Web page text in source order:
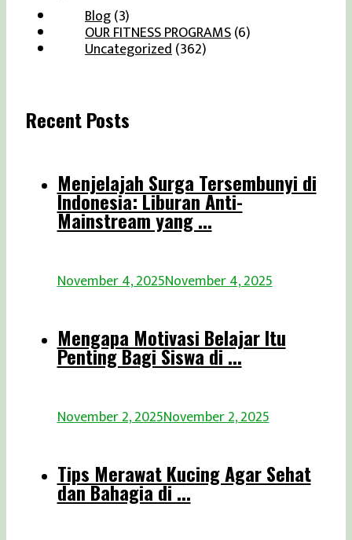
Blog(3)
OUR FITNESS PROGRAMS(6)
Uncategorized(362)
Recent Posts
Menjelajah Surga Tersembunyi di
Indonesia: Liburan Anti-
Mainstream yang ...
November 4, 2025November 4, 2025
Mengapa Motivasi Belajar Itu
Penting Bagi Siswa di ...
November 2, 2025November 2, 2025
Tips Merawat Kucing Agar Sehat
dan Bahagia di ...